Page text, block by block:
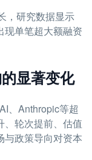
，研究数据显示
现单笔超大额融资
显著变化
、Anthropic等超
、轮次提前、估值
与政策导向对资本